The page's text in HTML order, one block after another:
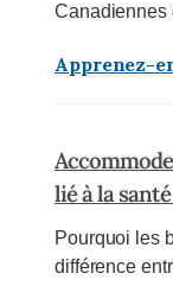
Canadiennes
Apprenez-
lié à la
Pourquoi les
différence